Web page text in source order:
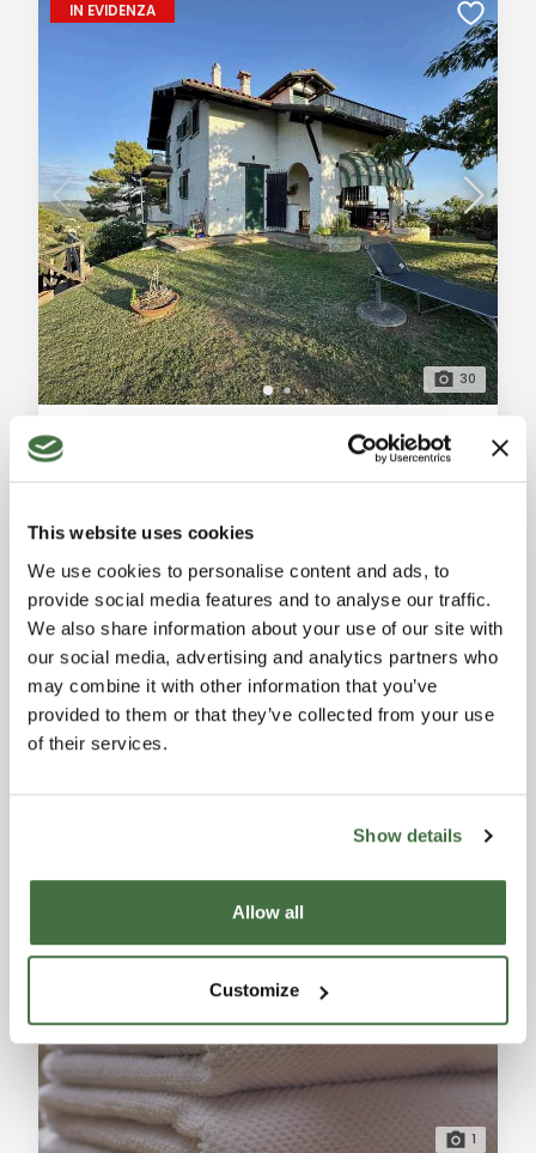
This website uses cookies
We use cookies to personalise content and ads, to
provide social media features and to analyse our traffic.
We also share information about your use of our site with
our social media, advertising and analytics partners who
may combine it with other information that you’ve
provided to them or that they’ve collected from your use
of their services.
Show details
Allow all
Customize
IN EVIDENZA
30
lago. 240 m², 4 camere da letto, 2 bagni, giardino di
1.000 m², uliveto terrazzato di 900 m². Ideale per due
nuclei familiari. Descrizione Generale: Nel cuore delle
colline di Massarosa, tra Corsanico e Pedona,
proponiamo in vendita una splendida villa singola di
240 m², con una vista panoramica mozzafiato sul
mare e sul lago. La villa, dispos
VILLA
370.000 €
1